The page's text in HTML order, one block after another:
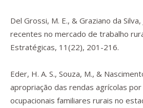
Del Grossi, M. E., & Graziano da
recentes no mercado de trabalho
Estratégicas, 11 (22), 201-216.
Eder, H. A. S., Souza, M., &
apropriação das rendas agrícolas
ocupacionais familiares rurais no